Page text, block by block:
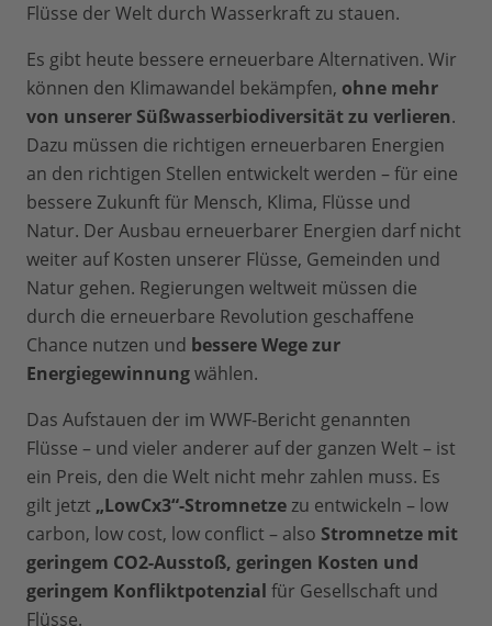
Flüsse der Welt durch Wasserkraft zu stauen.
Es gibt heute bessere erneuerbare Alternativen. Wir
können den Klimawandel bekämpfen, ohne mehr
von unserer Süßwasserbiodiversität zu verlieren.
Dazu müssen die richtigen erneuerbaren Energien
an den richtigen Stellen entwickelt werden – für eine
bessere Zukunft für Mensch, Klima, Flüsse und
Natur. Der Ausbau erneuerbarer Energien darf nicht
weiter auf Kosten unserer Flüsse, Gemeinden und
Natur gehen. Regierungen weltweit müssen die
durch die erneuerbare Revolution geschaffene
Chance nutzen und bessere Wege zur
Energiegewinnungwählen.
Das Aufstauen der im WWF-Bericht genannten
Flüsse – und vieler anderer auf der ganzen Welt – ist
ein Preis, den die Welt nicht mehr zahlen muss. Es
gilt jetzt „LowCx3“-Stromnetzezu entwickeln – low
carbon, low cost, low conflict – also Stromnetze mit
geringem CO2-Ausstoß, geringen Kosten und
geringem Konfliktpotenzial für Gesellschaft und
Flüsse.